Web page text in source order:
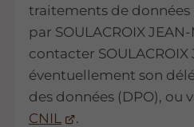
traitements de données
par SOULACROIX
contacter SOULACROIX
éventuellement son
des données (DPO), ou
CNIL
.